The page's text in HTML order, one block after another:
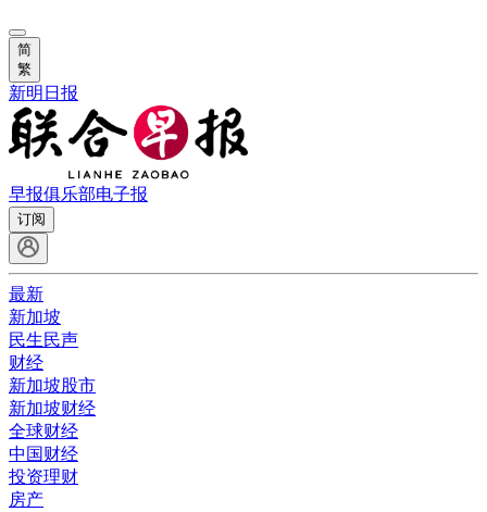
简
繁
新明日报
早报俱乐部电子报
订阅
最新
新加坡
民生民声
财经
新加坡股市
新加坡财经
全球财经
中国财经
投资理财
房产